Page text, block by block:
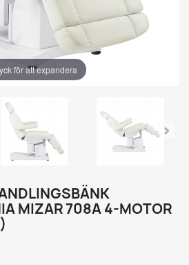
för att expandera
MIZAR 708A 4-MOTOR